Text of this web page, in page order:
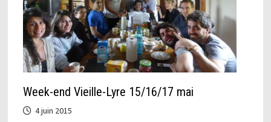
Week-end Vieille-Lyre 15/16/17 mai
4 juin 2015